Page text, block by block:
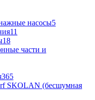
насосы5
11
18
части и
365
SKOLAN (бесшумная